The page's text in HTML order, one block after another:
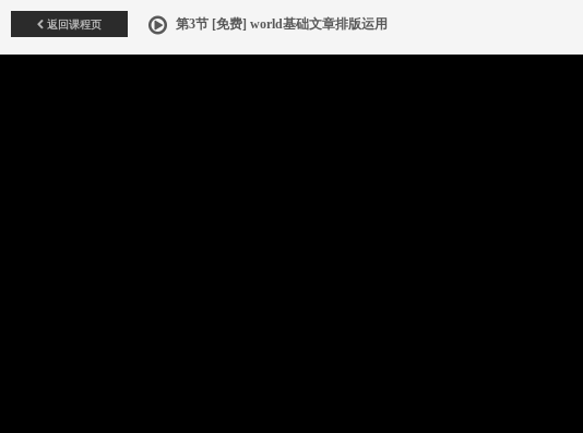
返回课程页 第3节 [免费] world基础文章排版运用